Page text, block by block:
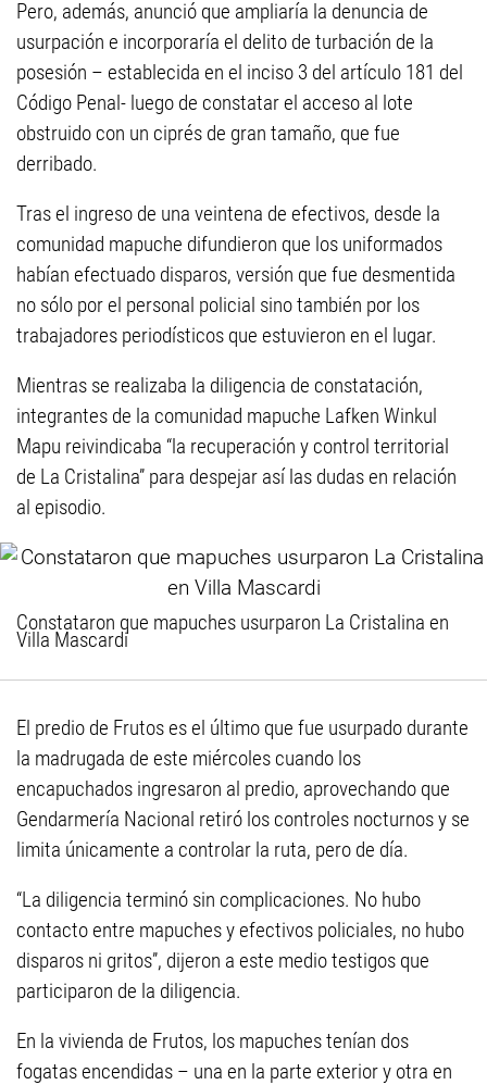
Pero, además, anunció que ampliaría la denuncia de
usurpación e incorporaría el delito de turbación de la
posesión – establecida en el inciso 3 del artículo 181 del
Código Penal- luego de constatar el acceso al lote
obstruido con un ciprés de gran tamaño, que fue
derribado.
Tras el ingreso de una veintena de efectivos, desde la
comunidad mapuche difundieron que los uniformados
habían efectuado disparos, versión que fue desmentida
no sólo por el personal policial sino también por los
trabajadores periodísticos que estuvieron en el lugar.
Mientras se realizaba la diligencia de constatación,
integrantes de la comunidad mapuche Lafken Winkul
Mapu reivindicaba “la recuperación y control territorial
de La Cristalina” para despejar así las dudas en relación
al episodio.
Constataron que mapuches usurparon La Cristalina en
Villa Mascardi
El predio de Frutos es el último que fue usurpado durante
la madrugada de este miércoles cuando los
encapuchados ingresaron al predio, aprovechando que
Gendarmería Nacional retiró los controles nocturnos y se
limita únicamente a controlar la ruta, pero de día.
“La diligencia terminó sin complicaciones. No hubo
contacto entre mapuches y efectivos policiales, no hubo
disparos ni gritos”, dijeron a este medio testigos que
participaron de la diligencia.
En la vivienda de Frutos, los mapuches tenían dos
fogatas encendidas – una en la parte exterior y otra en